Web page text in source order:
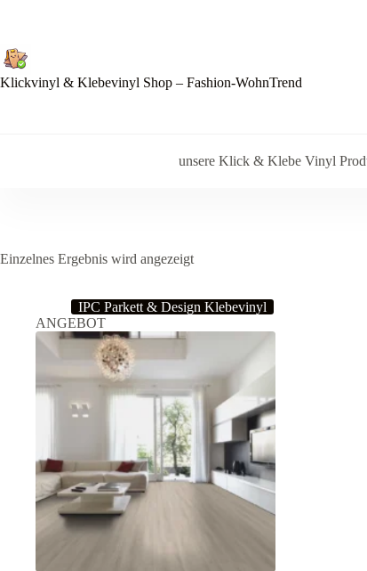
Klickvinyl & Klebevinyl Shop – Fashion-WohnTrend
unsere Klick & Klebe Vinyl
Einzelnes Ergebnis wird angezeigt
IPC Parkett & Design Klebevinyl
ANGEBOT